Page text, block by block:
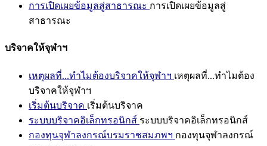
การเปิดเผยข้อมูลสู่สาธารณะ การเปิดเผยข้อมูลสู่
สาธารณะ
บริจาคให้จุฬาฯ
เหตุผลที่...ทำไมต้องบริจาคให้จุฬาฯ เหตุผลที่...ทำไมต้อง
บริจาคให้จุฬาฯ
เริ่มต้นบริจาค เริ่มต้นบริจาค
ระบบบริจาคอิเล็กทรอนิกส์ ระบบบริจาคอิเล็กทรอนิกส์
กองทุนจุฬาลงกรณ์บรมราชสมภพฯ กองทุนจุฬาลงกรณ์